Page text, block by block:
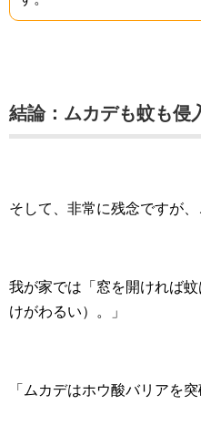
結論：ムカデも蚊も侵
そして、非常に残念ですが
我が家では「窓を開ければ
けがわるい）。」
「ムカデはホウ酸バリアを